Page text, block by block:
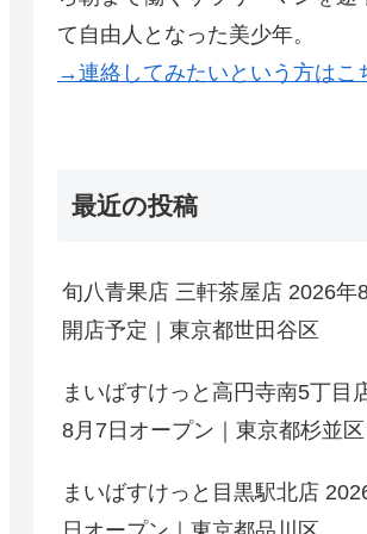
て自由人となった美少年。
→連絡してみたいという方はこ
最近の投稿
旬八青果店 三軒茶屋店 2026年
開店予定｜東京都世田谷区
まいばすけっと高円寺南5丁目
8月7日オープン｜東京都杉並区
まいばすけっと目黒駅北店